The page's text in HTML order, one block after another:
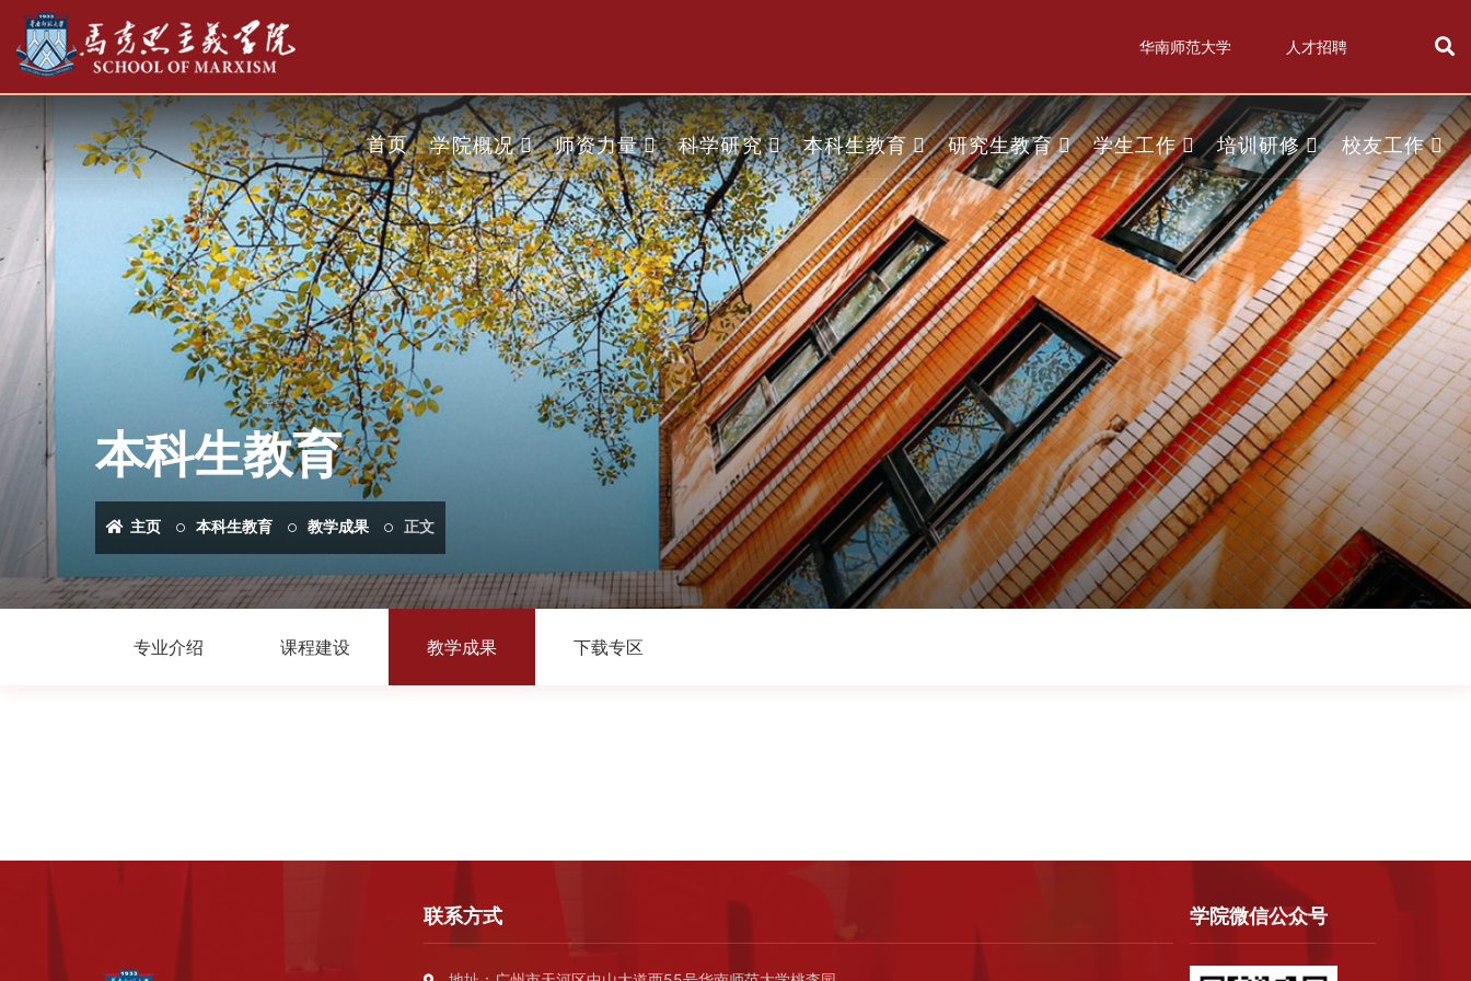
华南师范大学 人才招聘
首页 学院概况 师资力量 科学研究 本科生教育 研究生教育 学生工作 培训研修 校友工作
本科生教育
主页 本科生教育 教学成果 正文
专业介绍 课程建设 教学成果 下载专区
联系方式 学院微信公众号